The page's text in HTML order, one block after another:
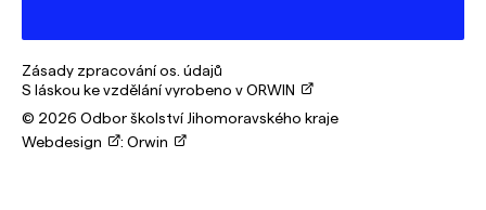
Zásady zpracování os. údajů
S láskou ke vzdělání vyrobeno v ORWIN
© 2026 Odbor školství Jihomoravského kraje
Webdesign
: Orwin